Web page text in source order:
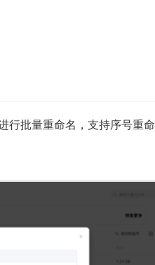
行批量重命名，支持序号重命